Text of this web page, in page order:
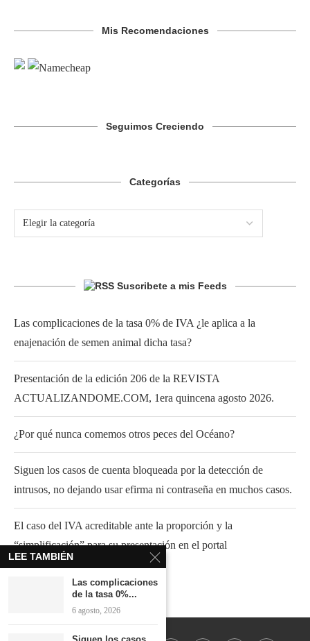
Mis Recomendaciones
Seguimos Creciendo
Categorías
Suscribete a mis Feeds
Las complicaciones de la tasa 0% de IVA ¿le aplica a la
enajenación de semen animal dicha tasa?
Presentación de la edición 206 de la REVISTA
ACTUALIZANDOME.COM, 1era quincena agosto 2026.
¿Por qué nunca comemos otros peces del Océano?
Siguen los casos de cuenta bloqueada por la detección de
intrusos, no dejando usar efirma ni contraseña en muchos casos.
El caso del IVA acreditable ante la proporción y la
“simplificación” para su presentación en el portal
LEE TAMBIÉN
Las complicaciones
de la tasa 0%...
6 agosto, 2026